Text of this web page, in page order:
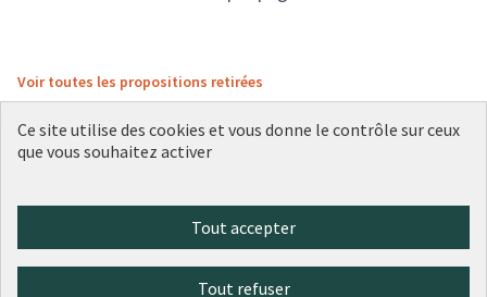
Voir toutes les propositions retirées
(Lien externe)
(Lien externe)
(Lien externe)
(Lien externe)
(Lien externe)
Ce site utilise des cookies et vous donne le contrôle sur ceux
que vous souhaitez activer
Tout accepter
Tout refuser